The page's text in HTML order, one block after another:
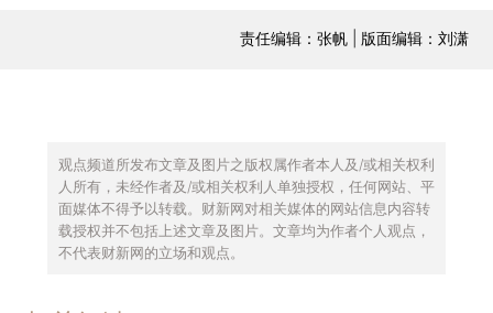
责任编辑：张帆 | 版面编辑：刘潇
观点频道所发布文章及图片之版权属作者本人及/或相关权利
人所有，未经作者及/或相关权利人单独授权，任何网站、平
面媒体不得予以转载。财新网对相关媒体的网站信息内容转
载授权并不包括上述文章及图片。文章均为作者个人观点，
不代表财新网的立场和观点。